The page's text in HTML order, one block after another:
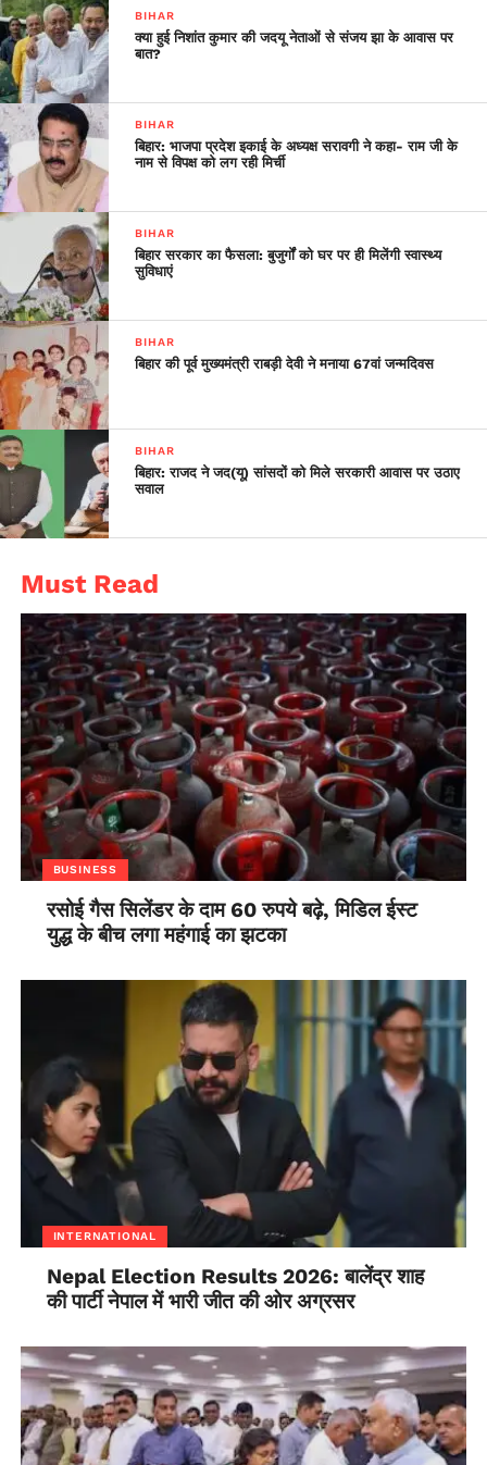
जो दंगा हुआ उसके लिए क्या किया? उन्होंने कहा कि हमने सरकार में
आते ही जांच कराई, पीड़ितों को 2500 रुपए प्रतिमाह देने का
प्रावधान किया।
Close
BIHAR
क्या हुई निशांत कुमार की जदयू नेताओं से संजय झा के आवास पर
बात?
BIHAR
बिहार: भाजपा प्रदेश इकाई के अध्यक्ष सरावगी ने कहा- राम जी के
नाम से विपक्ष को लग रही मिर्ची
BIHAR
बिहार सरकार का फैसला: बुजुर्गों को घर पर ही मिलेंगी स्वास्थ्य
सुविधाएं
BIHAR
बिहार की पूर्व मुख्यमंत्री राबड़ी देवी ने मनाया 67वां जन्मदिवस
BIHAR
बिहार: राजद ने जद(यू) सांसदों को मिले सरकारी आवास पर उठाए
सवाल
Must Read
BUSINESS
रसोई गैस सिलेंडर के दाम 60 रुपये बढ़े, मिडिल ईस्ट
युद्ध के बीच लगा महंगाई का झटका
INTERNATIONAL
Nepal Election Results 2026: बालेंद्र शाह
की पार्टी नेपाल में भारी जीत की ओर अग्रसर